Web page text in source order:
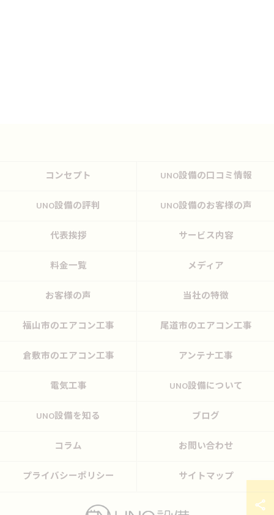
コンセプト UNO設備の口コミ情報
UNO設備の評判 UNO設備のお客様の声
代表挨拶 サービス内容
料金一覧 メディア
お客様の声 当社の特徴
福山市のエアコン工事 尾道市のエアコン工事
倉敷市のエアコン工事 アンテナ工事
電気工事 UNO設備について
UNO設備を知る ブログ
コラム お問い合わせ
プライバシーポリシー サイトマップ